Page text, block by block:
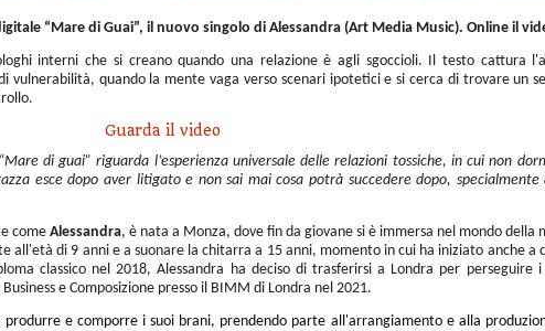
“Mare di Guai”, il nuovo singolo di Alessandra (Art Media Music). Online il
interni che si creano quando una relazione è agli sgoccioli. Il testo cattura
vulnerabilità, quando la mente vaga verso scenari ipotetici e si cerca di trovare un
Guarda il video
“Mare di guai” riguarda l’esperienza universale delle relazioni tossiche, in cui non
esce dopo aver litigato e non sai mai cosa potrà succedere dopo, specialmente
come Alessandra, è nata a Monza, dove fin da giovane si è immersa nel mondo della
all'età di 9 anni e a suonare la chitarra a 15 anni, momento in cui ha iniziato anche a
classico nel 2018, Alessandra ha deciso di trasferirsi a Londra per perseguire
e Composizione presso il BIMM di Londra nel 2021.
e comporre i suoi brani, prendendo parte all'arrangiamento e alla